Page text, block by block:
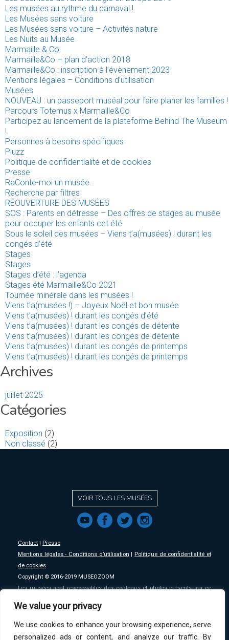
We value your privacy
We use cookies to enhance your browsing experience, serve
personalized ads or content, and analyze our traffic. By
Les musées au rythme du carnaval !
Les Musées sans voiture
Les Musées sans voiture – Activités nature
Les Nuits au Musée
Marmaille & Co
Marmaille&Co – plan d’action 2018
Marmaille&Co : inscription à l’évènement 2023
Mentions légales – Conditions d’utilisation
Musées
NOUVEAU : un passeport muséal pour faire planer les familles !
Parcours Totemus x Marmaille&Co
Participez au lancement de la plateforme Behind The Museum
!
Personnes à besoins spécifiques
Pluzz
Politique de confidentialité et de cookies
Presse
RaConte-moi un musée…
Recherche par filtres
RÉOUVERTURE DES MUSÉES
SOS : Parents en détresse – Des offres de stages au musée
pour occuper les enfants cet été
Sous le soleil des musées – Viens t’a(musées) ! durant les
congés d’été
Stages
Stages
Stages d’été : l’agenda
Stages été Marmaille&Co 2021
Tournée minérale dans les musées !
Viens t’a(musées !) – Joyeux Noël et bon musée
Viens t’a(musées) ! durant les congés d’été
Viens t’a(musées) ! durant les congés de détente
Viens t’a(musées) ! durant les congés de détente
Viens t’a(musées) ! durant les congés de printemps
Viens t’a(musées) ! durant les congés de printemps
Archives
juillet 2025
Catégories
Exposition (2)
Non classé (2)
VOIR TOUS LES MUSÉES
f a b e
Contact
Presse
Mentions légales - Conditions d’utilisation
Politique de confidentialité et
de cookies
Copyright © 2016-2019 MUSEOZOOM
Les musées sont responsables des contenus et photos présents sur ce
An initative ofMSW.